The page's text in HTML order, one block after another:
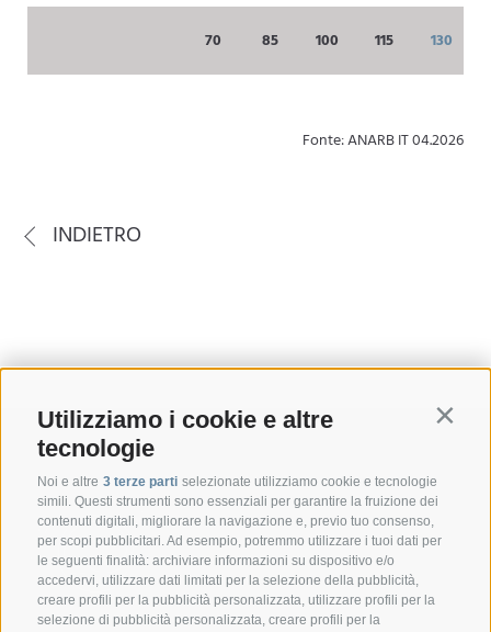
Utilizziamo i cookie e altre
tecnologie
Noi e altre 3 terze parti selezionate utilizziamo cookie e tecnologie
simili. Questi strumenti sono essenziali per garantire la fruizione dei
contenuti digitali, migliorare la navigazione e, previo tuo consenso,
per scopi pubblicitari. Ad esempio, potremmo utilizzare i tuoi dati per
le seguenti finalità: archiviare informazioni su dispositivo e/o
accedervi, utilizzare dati limitati per la selezione della pubblicità,
creare profili per la pubblicità personalizzata, utilizzare profili per la
selezione di pubblicità personalizzata, creare profili per la
70 85 100 115 130
Fonte: ANARB IT 04.2026
INDIETRO